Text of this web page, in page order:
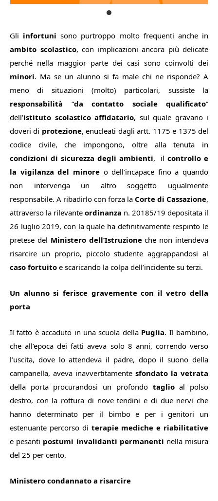
Gli infortunisono purtroppo molto frequenti anche in
ambito scolastico, con implicazioni ancora più delicate
perché nella maggior parte dei casi sono coinvolti dei
minori. Ma se un alunno si fa male chi ne risponde? A
meno di situazioni (molto) particolari, sussiste la
responsabilità “da contatto sociale qualificato”
dell’istituto scolastico affidatario, sul quale gravano i
doveri di protezione, enucleati dagli artt. 1175 e 1375 del
codice civile, che impongono, oltre alla tenuta in
condizioni di sicurezza degli ambienti, ilcontrollo e
la vigilanza del minoreo dell’incapace fino a quando
non intervenga un altro soggetto ugualmente
responsabile. A ribadirlo con forza la Corte di Cassazione,
attraverso la rilevante ordinanza n. 20185/19 depositata il
26 luglio 2019, con la quale ha definitivamente respinto le
pretese del Ministero dell’Istruzioneche non intendeva
risarcire un proprio, piccolo studente aggrappandosi al
caso fortuito e scaricando la colpa dell’incidente su terzi.
Un alunno si ferisce gravemente con il vetro della
porta
Il fatto è accaduto in una scuola della Puglia. Il bambino,
che all’epoca dei fatti aveva solo 8 anni, correndo verso
l’uscita, dove lo attendeva il padre, dopo il suono della
campanella, aveva inavvertitamente sfondato la vetrata
della porta procurandosi un profondo taglioal polso
destro, con la rottura di nove tendini e di due nervi che
hanno determinato per il bimbo e per i genitori un
estenuante percorso di terapie mediche e riabilitative
e pesanti postumi invalidanti permanenti nella misura
del 25 per cento.
Ministero condannato a risarcire